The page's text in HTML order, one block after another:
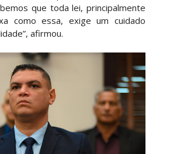
que toda lei, principalmente
como essa, exige um cuidado
afirmou.